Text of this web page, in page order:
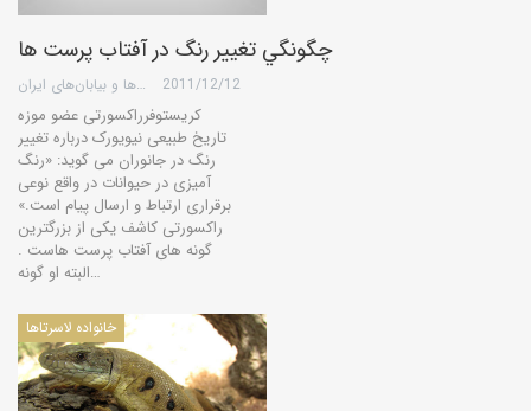
چگونگي تغيير رنگ در آفتاب پرست ها
گروه کویرها و بیابان‌های ایران 2011/12/12
کریستوفرراکسورتی عضو موزه
تاریخ طبیعی نیویورک درباره تغییر
رنگ در جانوران می گوید: «رنگ
آمیزی در حیوانات در واقع نوعی
برقراری ارتباط و ارسال پیام است.»
راکسورتی کاشف یکی از بزرگترین
گونه های آفتاب پرست هاست .
البته او گونه…
خانواده لاسرتاها